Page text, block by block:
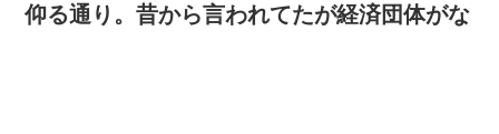
仰る通り。昔から言われてたが経済団体がな